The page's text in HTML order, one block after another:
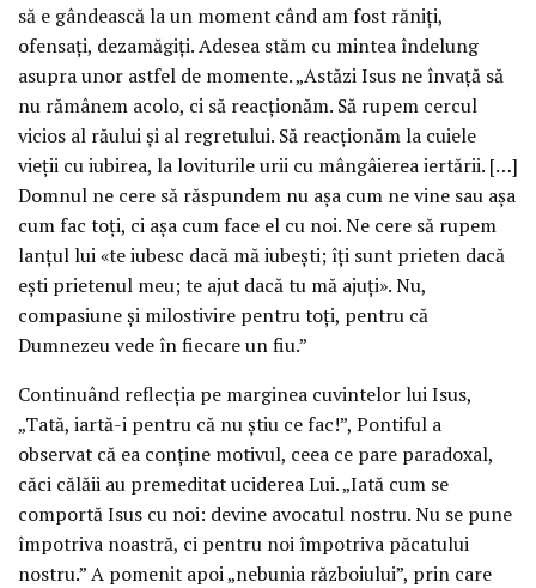
să e gândească la un moment când am fost răniți,
ofensați, dezamăgiți. Adesea stăm cu mintea îndelung
asupra unor astfel de momente. „Astăzi Isus ne învață să
nu rămânem acolo, ci să reacționăm. Să rupem cercul
vicios al răului și al regretului. Să reacționăm la cuiele
vieții cu iubirea, la loviturile urii cu mângâierea iertării. […]
Domnul ne cere să răspundem nu așa cum ne vine sau așa
cum fac toți, ci așa cum face el cu noi. Ne cere să rupem
lanțul lui «te iubesc dacă mă iubești; îți sunt prieten dacă
ești prietenul meu; te ajut dacă tu mă ajuți». Nu,
compasiune și milostivire pentru toți, pentru că
Dumnezeu vede în fiecare un fiu.”
Continuând reflecția pe marginea cuvintelor lui Isus,
„Tată, iartă-i pentru că nu știu ce fac!”, Pontiful a
observat că ea conține motivul, ceea ce pare paradoxal,
căci călăii au premeditat uciderea Lui. „Iată cum se
comportă Isus cu noi: devine avocatul nostru. Nu se pune
împotriva noastră, ci pentru noi împotriva păcatului
nostru.” A pomenit apoi „nebunia războiului”, prin care